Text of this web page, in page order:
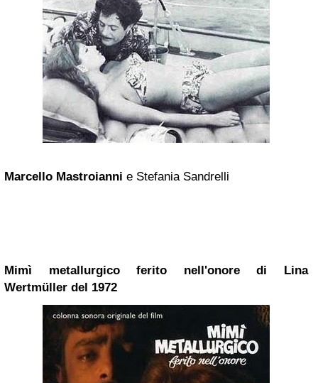
Marcello Mastroianni e Stefania Sandrelli
Mimì metallurgico ferito nell'onore di Lina
Wertmüller del 1972